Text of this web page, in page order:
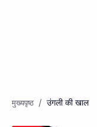
उंगली की खाल